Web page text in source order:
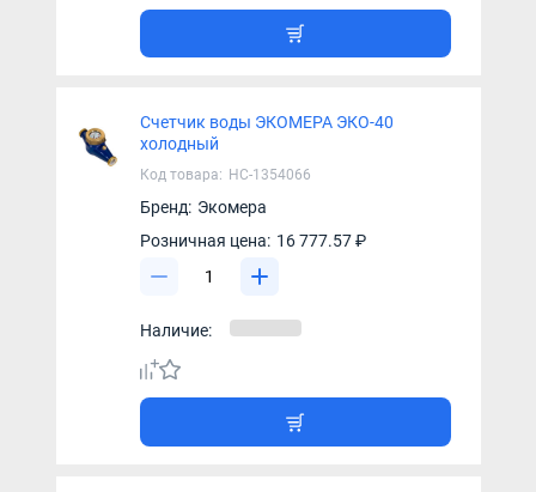
Счетчик воды ЭКОМЕРА ЭКО-40
холодный
Код товара: НС-1354066
Бренд: Экомера
Розничная цена: 16 777.57 ₽
Наличие: